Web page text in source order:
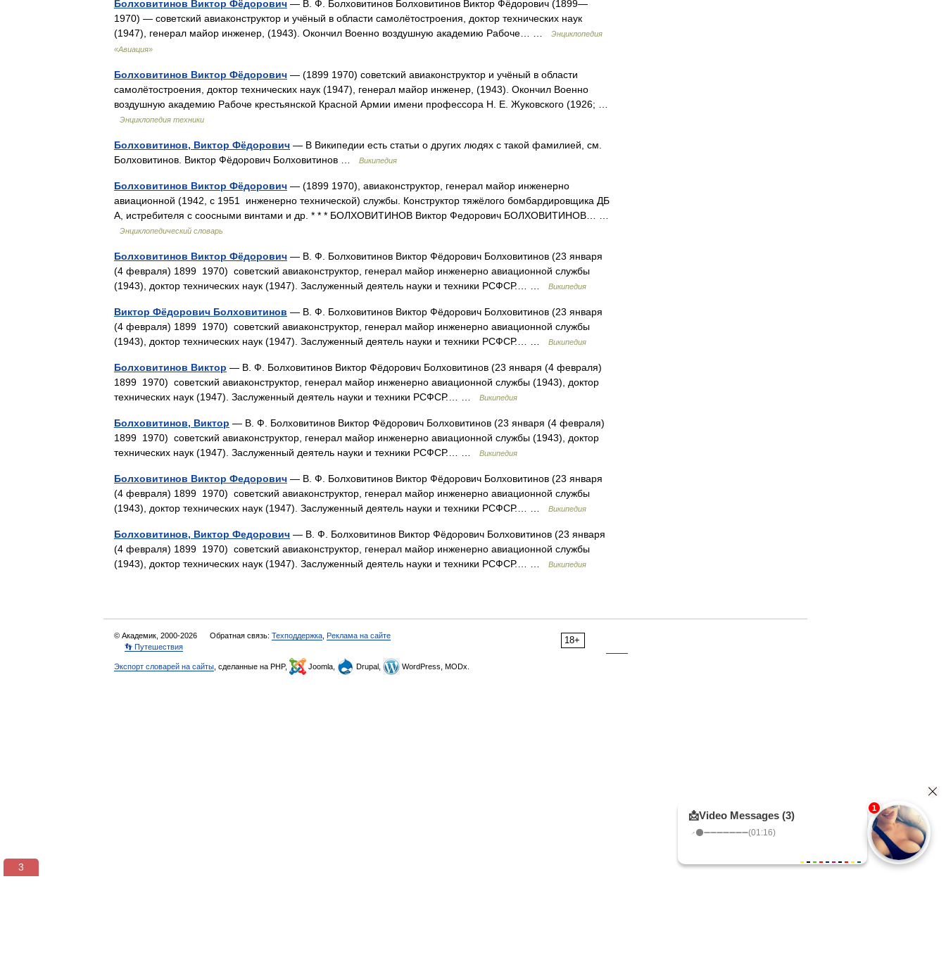
Болховитинов Виктор Фёдорович — В. Ф. Болховитинов Болховитинов Виктор Фёдорович (1899—
1970) — советский авиаконструктор и учёный в области самолётостроения, доктор технических наук
(1947), генерал майор инженер, (1943). Окончил Военно воздушную академию Рабоче… …
Энциклопедия
«Авиация»
Болховитинов Виктор Фёдорович — (1899 1970) советский авиаконструктор и учёный в области
самолётостроения, доктор технических наук (1947), генерал майор инженер, (1943). Окончил Военно
воздушную академию Рабоче крестьянской Красной Армии имени профессора Н. Е. Жуковского (1926; …
Энциклопедия техники
Болховитинов, Виктор Фёдорович — В Википедии есть статьи о других людях с такой фамилией, см.
Болховитинов. Виктор Фёдорович Болховитинов …
Википедия
Болховитинов Виктор Фёдорович — (1899 1970), авиаконструктор, генерал майор инженерно
авиационной (1942, с 1951 инженерно технической) службы. Конструктор тяжёлого бомбардировщика ДБ
А, истребителя с соосными винтами и др. * * * БОЛХОВИТИНОВ Виктор Федорович БОЛХОВИТИНОВ… …
Энциклопедический словарь
Болховитинов Виктор Фёдорович — В. Ф. Болховитинов Виктор Фёдорович Болховитинов (23 января
(4 февраля) 1899 1970) советский авиаконструктор, генерал майор инженерно авиационной службы
(1943), доктор технических наук (1947). Заслуженный деятель науки и техники РСФСР.… …
Википедия
Виктор Фёдорович Болховитинов — В. Ф. Болховитинов Виктор Фёдорович Болховитинов (23 января
(4 февраля) 1899 1970) советский авиаконструктор, генерал майор инженерно авиационной службы
(1943), доктор технических наук (1947). Заслуженный деятель науки и техники РСФСР.… …
Википедия
Болховитинов Виктор — В. Ф. Болховитинов Виктор Фёдорович Болховитинов (23 января (4 февраля)
1899 1970) советский авиаконструктор, генерал майор инженерно авиационной службы (1943), доктор
технических наук (1947). Заслуженный деятель науки и техники РСФСР.… …
Википедия
Болховитинов, Виктор — В. Ф. Болховитинов Виктор Фёдорович Болховитинов (23 января (4 февраля)
1899 1970) советский авиаконструктор, генерал майор инженерно авиационной службы (1943), доктор
технических наук (1947). Заслуженный деятель науки и техники РСФСР.… …
Википедия
Болховитинов Виктор Федорович — В. Ф. Болховитинов Виктор Фёдорович Болховитинов (23 января
(4 февраля) 1899 1970) советский авиаконструктор, генерал майор инженерно авиационной службы
(1943), доктор технических наук (1947). Заслуженный деятель науки и техники РСФСР.… …
Википедия
Болховитинов, Виктор Федорович — В. Ф. Болховитинов Виктор Фёдорович Болховитинов (23 января
(4 февраля) 1899 1970) советский авиаконструктор, генерал майор инженерно авиационной службы
(1943), доктор технических наук (1947). Заслуженный деятель науки и техники РСФСР.… …
Википедия
18+
© Академик, 2000-2026 Обратная связь: Техподдержка Реклама на сайте
👣 Путешествия
Экспорт словарей на сайты , сделанные на PHP, Joomla, Drupal, WordPress, MODx.
3